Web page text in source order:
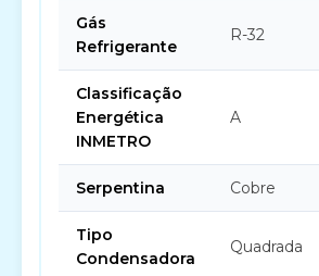
Gás
Refrigerante
R-32
Classificação
Energética
INMETRO
A
Serpentina Cobre
Tipo
Condensadora
Quadrada